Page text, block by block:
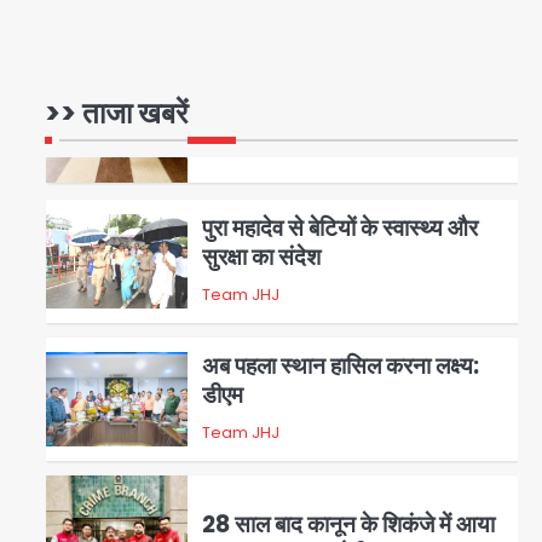
>> ताजा खबरें
5
1
पुरा महादेव से बेटियों के स्वास्थ्य और
सुरक्षा का संदेश
Team JHJ
2
अब पहला स्थान हासिल करना लक्ष्य:
डीएम
Team JHJ
28 साल बाद कानून के शिकंजे में आया